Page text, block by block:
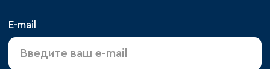
E-mail